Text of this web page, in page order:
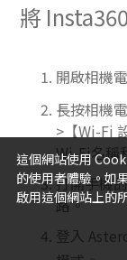
將
開啟相機
長按相機
>【Wi-Fi
Wi-Fi名稱
打開手機
路。
登入
這個網站使用
的使用者體驗。如
啟用這個網站上的